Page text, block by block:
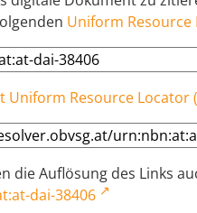
Uniform Resource
Uniform Resource Locator
die Auflösung des Links
dai-38406